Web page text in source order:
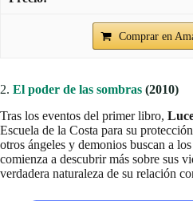
Comprar en
2. El poder de las sombras (2010)
Tras los eventos del primer libro,
Escuela de la Costa para su
otros ángeles y demonios buscan a
comienza a descubrir más sobre sus
verdadera naturaleza de su relación